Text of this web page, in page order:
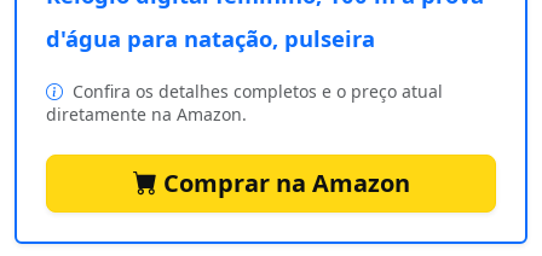
d'água para natação, pulseira
Confira os detalhes completos e o preço atual
diretamente na Amazon.
Comprar na Amazon